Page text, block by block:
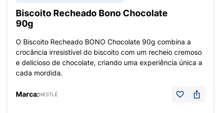
Biscoito Recheado Bono Chocolate
90g
O Biscoito Recheado BONO Chocolate 90g combina a
crocância irresistível do biscoito com um recheio cremoso
e delicioso de chocolate, criando uma experiência única a
cada mordida.
Marca:NESTLÉ